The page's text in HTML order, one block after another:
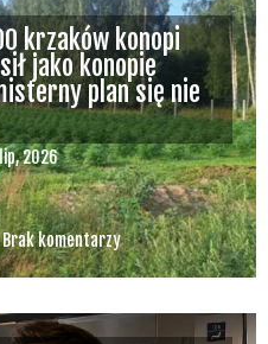
2026
krzaków konopi
jako konopie
plan się nie
Brak komentarzy